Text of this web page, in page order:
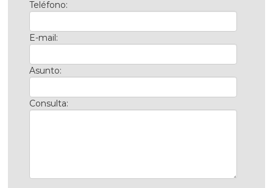
Teléfono:
E-mail:
Asunto:
Consulta: